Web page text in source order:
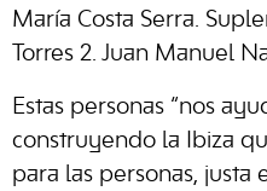
María Costa Serra.
Torres 2. Juan Manuel
Estas personas “nos
construyendo la Ibiza
para las personas, justa